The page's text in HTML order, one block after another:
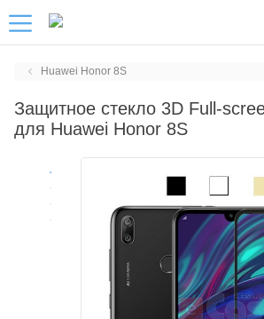
Huawei Honor 8S
Защитное стекло 3D Full-
для Huawei Honor 8S